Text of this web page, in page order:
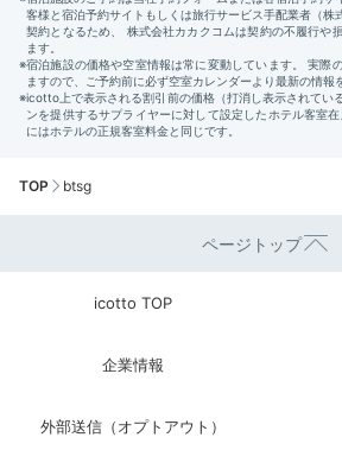
TOP btsg
ページトップ
icotto TOP
企業情報
外部送信（オプトアウト）